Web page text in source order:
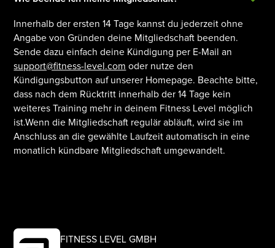
Innerhalb der ersten 14 Tage kannst du jederzeit ohne
Angabe von Gründen deine Mitgliedschaft beenden.
Sende dazu einfach deine Kündigung per E-Mail an
support@fitness-level.com oder nutze den
Kündigungsbutton auf unserer Homepage. Beachte bitte,
dass nach dem Rücktritt innerhalb der 14 Tage kein
weiteres Training mehr in deinem Fitness Level möglich
ist.Wenn die Mitgliedschaft regulär abläuft, wird sie im
Anschluss an die gewählte Laufzeit automatisch in eine
monatlich kündbare Mitgliedschaft umgewandelt.
FITNESS LEVEL GMBH